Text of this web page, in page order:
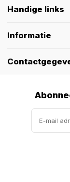
Handige links
Informatie